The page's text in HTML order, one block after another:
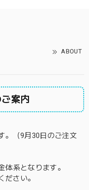
ABOUT
案内
。（9月30日のご注文
系となります。
ださい。